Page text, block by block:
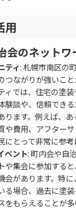
用
会のネットワ
ティ: 札幌市南区の
つながりが強いこ
ィでは、住宅の塗
験談や、信頼でき
ります。例えば、
や費用、アフター
にとって非常に参考
ベント: 町内会や自
や集会に参加する
会があります。特
る場合、過去に塗
をもらえることが多